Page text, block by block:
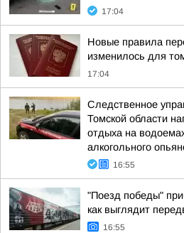
17:04
Новые правила
изменилось для
17:04
Следственное
Томской области
отдыха на
алкогольного
16:55
"Поезд победы"
как выглядит
16:55